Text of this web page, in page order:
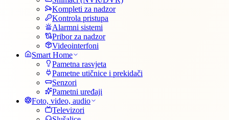
Kompleti za nadzor
Kontrola pristupa
Alarmni sistemi
Pribor za nadzor
Videointerfoni
Smart Home
Pametna rasvjeta
Pametne utičnice i prekidači
Senzori
Pametni uređaji
Foto, video, audio
Televizori